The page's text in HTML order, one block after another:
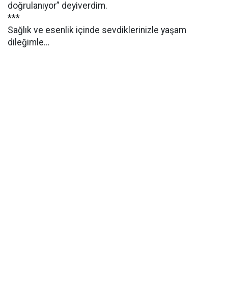
doğrulanıyor” deyiverdim.
***
Sağlık ve esenlik içinde sevdiklerinizle yaşam
dileğimle…